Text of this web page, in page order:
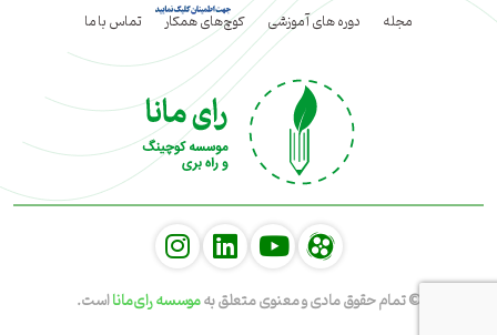
مجله دوره های آموزشی کوچ‌های همکار تماس با ما
social social social
© تمام حقوق مادی و معنوی متعلق بهموسسه رای‌مانااست.